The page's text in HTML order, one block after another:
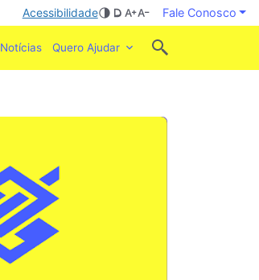
Acessibilidade Fale Conosco
Notícias Quero Ajudar